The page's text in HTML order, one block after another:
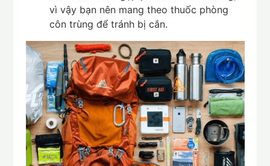
vì vậy bạn nên mang theo thuốc phòng
côn trùng để tránh bị cắn.